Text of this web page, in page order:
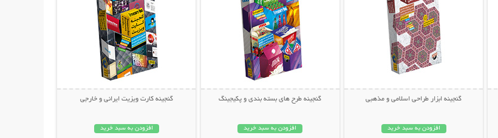
گنجینه ابزار طراحی اسلامی و مذهبی
افزودن به سبد خرید
گنجینه طرح های بسته بندی و پکیجینگ
افزودن به سبد خرید
گنجینه کارت ویزیت ایرانی و خارجی
افزودن به سبد خرید